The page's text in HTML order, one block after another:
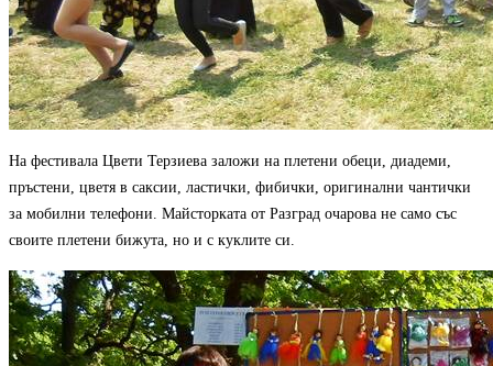
На фестивала Цвети Терзиева заложи на плетени обеци, диадеми,
пръстени, цветя в саксии, ластички, фибички, оригинални чантички
за мобилни телефони. Майсторката от Разград очарова не само със
своите плетени бижута, но и с куклите си.